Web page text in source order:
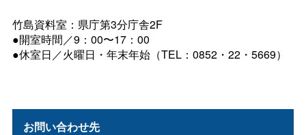
竹島資料室：県庁第3分庁舎2F
●開室時間／9：00〜17：00
●休室日／火曜日・年末年始（TEL：0852・22・5669）
お問い合わせ先